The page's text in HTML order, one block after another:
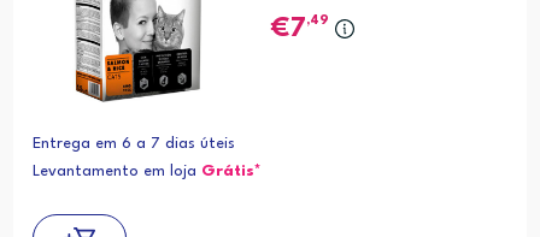
7,49
Entrega em 6 a 7 dias úteis
Levantamento em loja Grátis*